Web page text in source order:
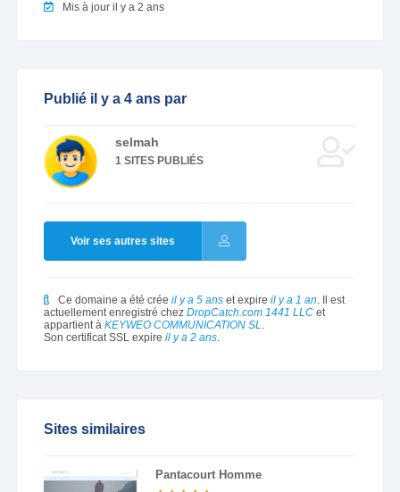
Mis à jour il y a 2 ans
Publié il y a 4 ans par
selmah
1 SITES PUBLIÉS
Voir ses autres sites
Ce domaine a été crée il y a 5 anset expire il y a 1 an. Il est
actuellement enregistré chez DropCatch.com 1441 LLCet
appartient à KEYWEO COMMUNICATION SL.
Son certificat SSL expire il y a 2 ans.
Sites similaires
Pantacourt Homme